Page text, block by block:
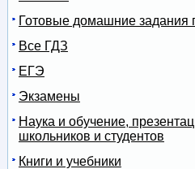
Готовые домашние задания
Все ГДЗ
ЕГЭ
Экзамены
Наука и обучение,
школьников и студентов
Книги и учебники